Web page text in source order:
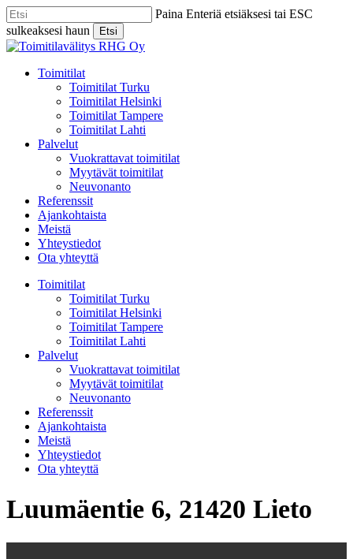
Skip
to
main
content
Paina Enteriä etsiäksesi tai ESC
sulkeaksesi haun
Etsi
Close
Menu
Toimitilat
Toimitilat Turku
Toimitilat Helsinki
Toimitilat Tampere
Toimitilat Lahti
Palvelut
Vuokrattavat toimitilat
Myytävät toimitilat
Neuvonanto
Referenssit
Ajankohtaista
Meistä
Yhteystiedot
Ota yhteyttä
Toimitilat
Toimitilat Turku
Toimitilat Helsinki
Toimitilat Tampere
Toimitilat Lahti
Palvelut
Vuokrattavat toimitilat
Myytävät toimitilat
Neuvonanto
Referenssit
Ajankohtaista
Meistä
Yhteystiedot
Ota yhteyttä
Luumäentie 6, 21420 Lieto